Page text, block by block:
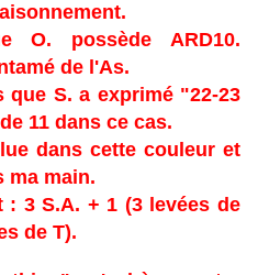
O. possède ARD10.
de l'As.
S. a exprimé "22-23
11 dans ce cas.
dans cette couleur et
ma main.
3 S.A. + 1 (3 levées de
de T).